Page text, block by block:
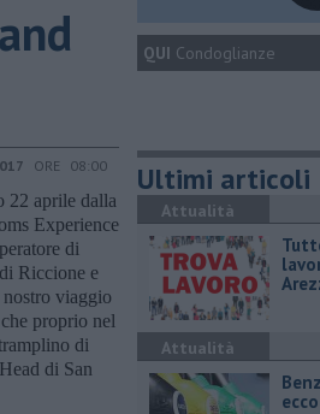
ORE 08:00
22 aprile dalla
Experience
di
Riccione e
viaggio
proprio nel
di
di San
QUI Condoglianze
Ultimi articoli
Attualità
Attualità